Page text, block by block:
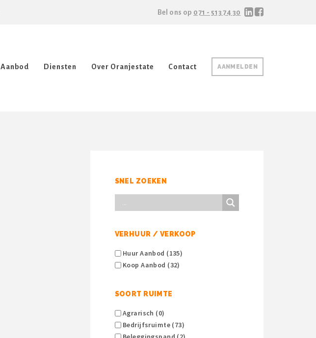
Bel ons op 071 - 513 74 30
AANMELDEN
Aanbod Diensten Over Oranjestate Contact
SNEL ZOEKEN
VERHUUR / VERKOOP
Huur Aanbod (135)
Koop Aanbod (32)
SOORT RUIMTE
Agrarisch (0)
Bedrijfsruimte (73)